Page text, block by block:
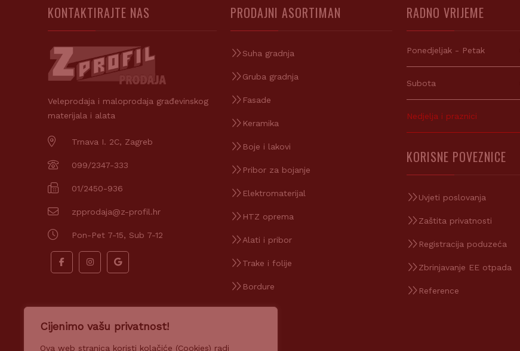
Cijenimo vašu privatnost!
Ova web stranica koristi kolačiće (Cookies) radi
KONTAKTIRAJTE NAS
Veleprodaja i maloprodaja građevinskog
materijala i alata
Trnava I. 2C, Zagreb
099/2347-333
01/2450-936
zpprodaja@z-profil.hr
Pon-Pet 7-15, Sub 7-12
PRODAJNI ASORTIMAN
Suha gradnja
Gruba gradnja
Fasade
Keramika
Boje i lakovi
Pribor za bojanje
Elektromaterijal
HTZ oprema
Alati i pribor
Trake i folije
Bordure
RADNO VRIJEME
Ponedjeljak - Petak
Subota
Nedjelja i praznici
KORISNE POVEZNICE
Uvjeti poslovanja
Zaštita privatnosti
Registracija poduzeća
Zbrinjavanje EE otpada
Reference